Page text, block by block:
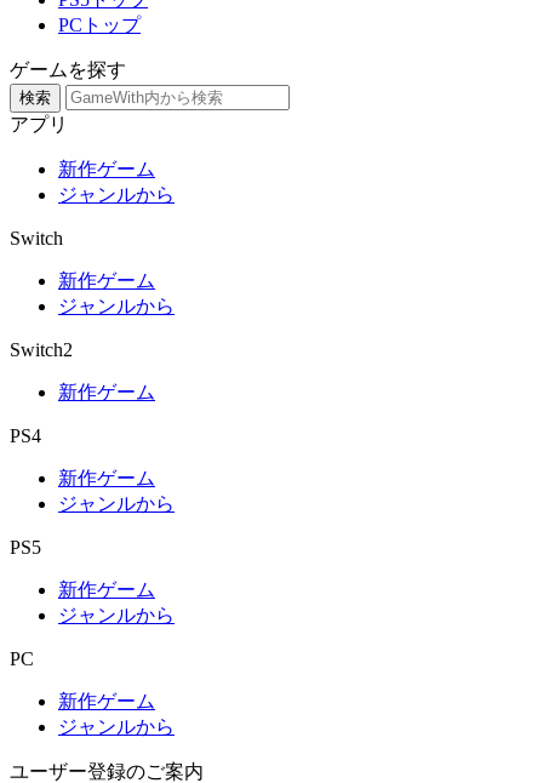
PCトップ
ゲームを探す
検索
アプリ
新作ゲーム
ジャンルから
Switch
新作ゲーム
ジャンルから
Switch2
新作ゲーム
PS4
新作ゲーム
ジャンルから
PS5
新作ゲーム
ジャンルから
PC
新作ゲーム
ジャンルから
ユーザー登録のご案内